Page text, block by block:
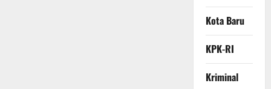
Kota Baru
KPK-RI
Kriminal